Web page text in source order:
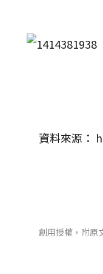
資料來源：
創用授權，附原